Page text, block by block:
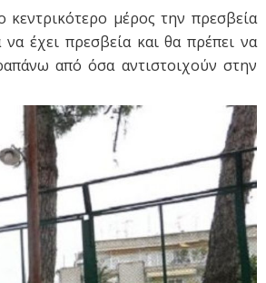
μέρος την πρεσβεία
έχει πρεσβεία και θα πρέπει να
από όσα αντιστοιχούν στην